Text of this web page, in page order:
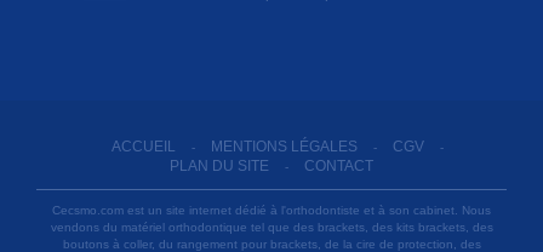
ACCUEIL - MENTIONS LÉGALES - CGV -
PLAN DU SITE - CONTACT
Cecsmo.com est un site internet dédié à l'orthodontiste et à son cabinet. Nous
vendons du matériel orthodontique tel que des brackets, des kits brackets, des
boutons à coller, du rangement pour brackets, de la cire de protection, des